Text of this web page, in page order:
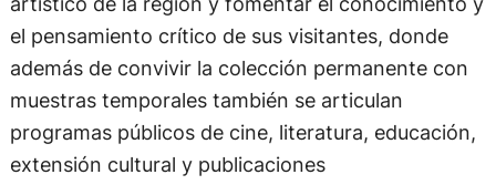
el pensamiento crítico de sus visitantes, donde
además de convivir la colección permanente con
muestras temporales también se articulan
programas públicos de cine, literatura, educación,
extensión cultural y publicaciones